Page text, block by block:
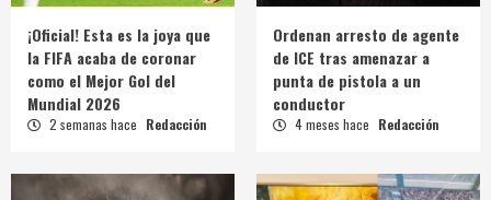
¡Oficial! Esta es la joya que
la FIFA acaba de coronar
como el Mejor Gol del
Mundial 2026
2 semanas hace Redacción
Ordenan arresto de agente
de ICE tras amenazar a
punta de pistola a un
conductor
4 meses hace Redacción